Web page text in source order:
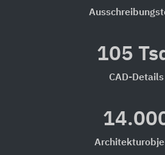
105
CAD-Details